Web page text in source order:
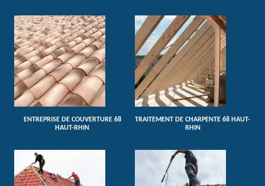
ENTREPRISE DE COUVERTURE 68
HAUT-RHIN
TRAITEMENT DE CHARPENTE 68 HAUT-
RHIN